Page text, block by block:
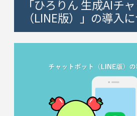
「ひろりん 生成AIチ
（LINE版）」の導入